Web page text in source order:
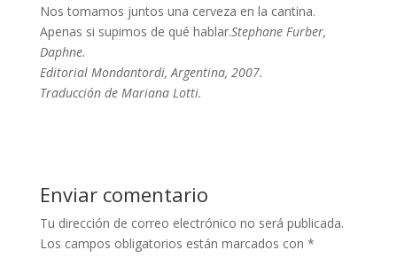
Nos tomamos juntos una cerveza en la cantina.
Apenas si supimos de qué hablar.Stephane Furber,
Daphne.
Editorial Mondantordi, Argentina, 2007.
Traducción de Mariana Lotti.
Enviar comentario
Tu dirección de correo electrónico no será publicada.
Los campos obligatorios están marcados con *